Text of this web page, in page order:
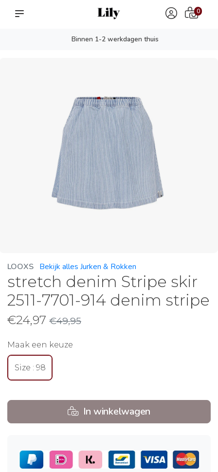
Binnen 1-2 werkdagen thuis
0
LOOXS Bekijk alles Jurken & Rokken
stretch denim Stripe skir
2511-7701-914 denim stripe
€24,97 €49,95
Maak een keuze
Size : 98
In winkelwagen